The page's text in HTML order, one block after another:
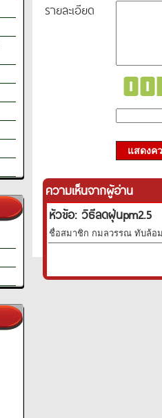
รายละเอียด
แสดงค
ความเห็นจากผู้อ่าน
หัวข้อ: วิธีลดฝุ่นpm2.5
ชื่อสมาชิก กมลวรรณ ทับล้อม